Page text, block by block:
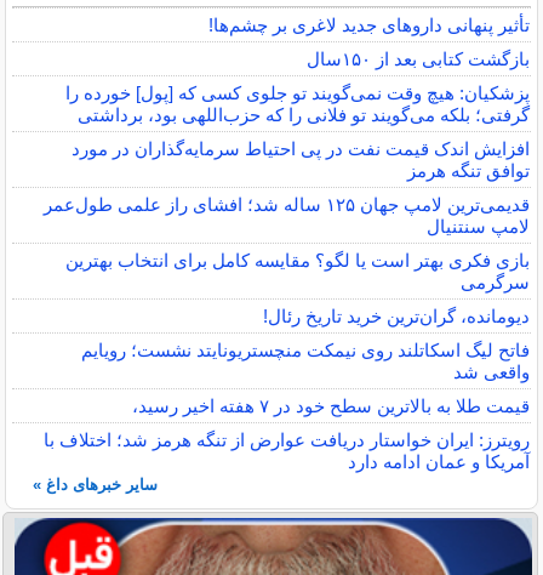
تأثیر پنهانی داروهای جدید لاغری بر چشم‌ها!
بازگشت کتابی بعد از ۱۵۰سال
پزشکیان: هیچ وقت نمی‌گویند تو جلوی کسی که [پول] خورده را
گرفتی؛ بلکه می‌گویند تو فلانی را که حزب‌اللهی بود، برداشتی
افزایش اندک قیمت نفت در پی احتیاط سرمایه‌گذاران در مورد
توافق تنگه هرمز
قدیمی‌ترین لامپ جهان ۱۲۵ ساله شد؛ افشای راز علمی طول‌عمر
لامپ سنتنیال
بازی فکری بهتر است یا لگو؟ مقایسه کامل برای انتخاب بهترین
سرگرمی
دیومانده، گران‌ترین خرید تاریخ رئال!
فاتح لیگ اسکاتلند روی نیمکت منچستریونایتد نشست؛ رویایم
واقعی شد
قیمت طلا به بالاترین سطح خود در ۷ هفته اخیر رسید،
رویترز: ایران خواستار دریافت عوارض از تنگه هرمز شد؛ اختلاف با
آمریکا و عمان ادامه دارد
سایر خبرهای داغ »